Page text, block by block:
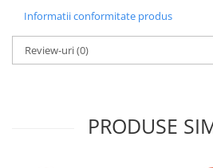
Accesorii
Remorci & Utile
Suporti telefon & Audio
Informatii conformitate produs
Review-uri(0)
PRODUSE